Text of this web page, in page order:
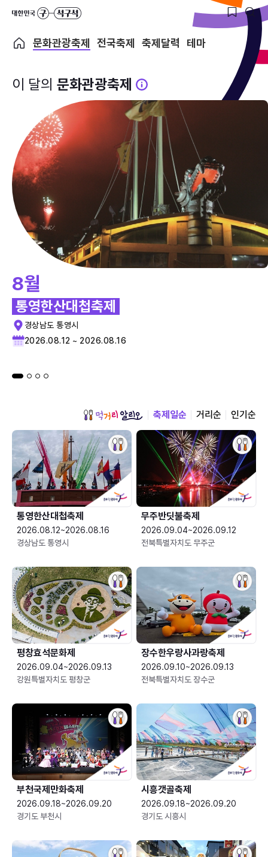
문화관광축제 전국축제 축제달력 테마
이 달의 문화관광축제
8월
통영한산대첩축제
경상남도 통영시
2026.08.12 ~ 2026.08.16
축제일순 거리순 인기순
통영한산대첩축제
2026.08.12~2026.08.16
경상남도 통영시
무주반딧불축제
2026.09.04~2026.09.12
전북특별자치도 무주군
평창효석문화제
2026.09.04~2026.09.13
강원특별자치도 평창군
장수한우랑사과랑축제
2026.09.10~2026.09.13
전북특별자치도 장수군
부천국제만화축제
2026.09.18~2026.09.20
경기도 부천시
시흥갯골축제
2026.09.18~2026.09.20
경기도 시흥시